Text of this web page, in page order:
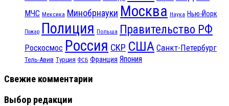
МЧС Мексика Минобрнауки Москва Наука Нью-Йорк
Пожар Полиция Польша Правительство РФ
Роскосмос Россия СКР США Санкт-Петербург
Тель-Авив Турция ФСБ Франция Япония
Свежие комментарии
Выбор редакции